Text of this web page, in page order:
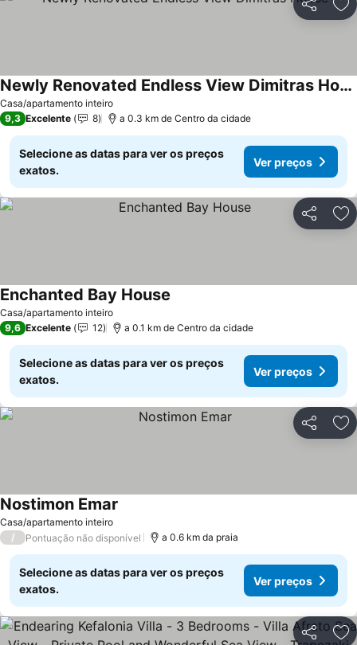
Partilhar
Casa/apartamento inteiro
Newly Renovated Endless View Dimitras House
9,3 Excelente 8 a 0.3 km de Centro da cidade
Selecione as datas para ver os preços
exatos.
Ver preços
Partilhar
Casa/apartamento inteiro
Enchanted Bay House
9,6 Excelente 12 a 0.1 km de Centro da cidade
Selecione as datas para ver os preços
exatos.
Ver preços
Partilhar
Casa/apartamento inteiro
Nostimon Emar
/ Pontuação não disponível a 0.6 km da praia
Selecione as datas para ver os preços
exatos.
Ver preços
Partilhar